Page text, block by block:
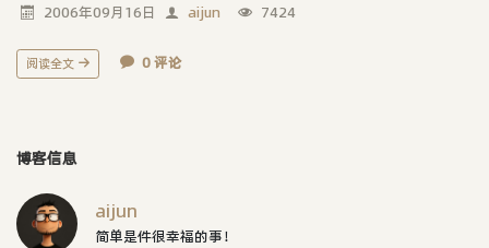
2006年09月16日 aijun 7424
阅读全文 0 评论
博客信息
aijun
简单是件很幸福的事！